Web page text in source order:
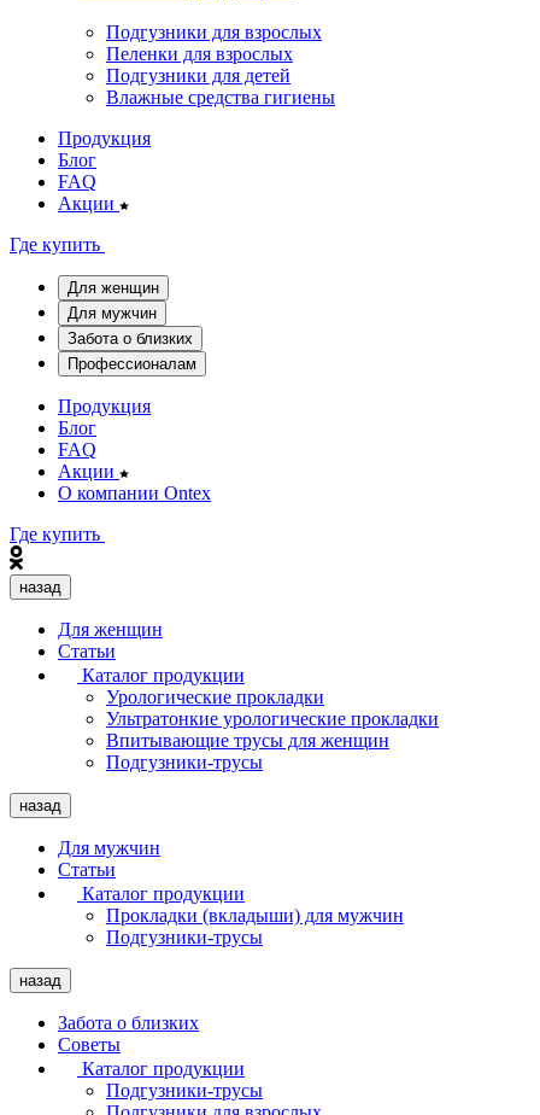
Подгузники для взрослых
Пеленки для взрослых
Подгузники для детей
Влажные средства гигиены
Продукция
Блог
FAQ
Акции
Где купить
Для женщин
Для мужчин
Забота о близких
Профессионалам
Продукция
Блог
FAQ
Акции
О компании Ontex
Где купить
назад
Для женщин
Статьи
Каталог продукции
Урологические прокладки
Ультратонкие урологические прокладки
Впитывающие трусы для женщин
Подгузники-трусы
назад
Для мужчин
Статьи
Каталог продукции
Прокладки (вкладыши) для мужчин
Подгузники-трусы
назад
Забота о близких
Советы
Каталог продукции
Подгузники-трусы